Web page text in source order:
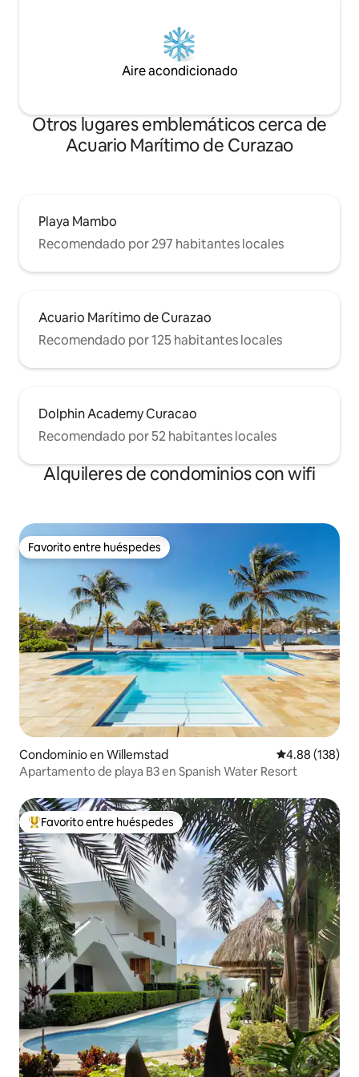
Aire acondicionado
Otros lugares emblemáticos cerca de
Acuario Marítimo de Curazao
Playa Mambo
Recomendado por 297 habitantes locales
Acuario Marítimo de Curazao
Recomendado por 125 habitantes locales
Dolphin Academy Curacao
Recomendado por 52 habitantes locales
Alquileres de condominios con wifi
Favorito entre huéspedes
Favorito entre huéspedes
Condominio en Willemstad Calificación
4.88 (138)
Apartamento de playa B3 en Spanish Water Resort
De los mejores en Favorito entre huéspedes
Favorito entre huéspedes